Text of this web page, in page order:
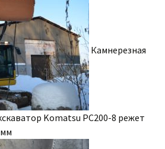
Камнерезная
Komatsu PC200-8 режет